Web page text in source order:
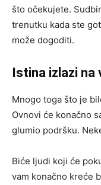
što očekujete.
trenutku kada ste
može dogoditi.
Istina izlazi na
Mnogo toga što je
Ovnovi će konačno
glumio podršku.
Biće ljudi koji će
vam konačno kreće